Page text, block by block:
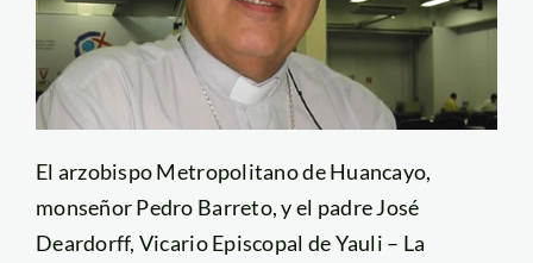
El arzobispo Metropolitano de Huancayo,
monseñor Pedro Barreto, y el padre José
Deardorff, Vicario Episcopal de Yauli – La